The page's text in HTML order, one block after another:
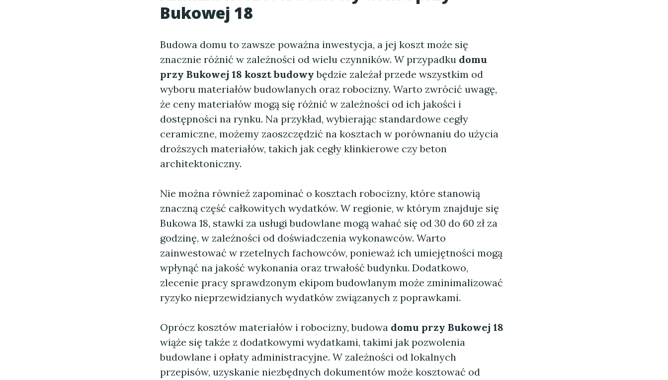
Bukowej 18
Budowa domu to zawsze poważna inwestycja, a jej koszt może się
znacznie różnić w zależności od wielu czynników. W przypadku domu
przy Bukowej 18 koszt budowy będzie zależał przede wszystkim od
wyboru materiałów budowlanych oraz robocizny. Warto zwrócić uwagę,
że ceny materiałów mogą się różnić w zależności od ich jakości i
dostępności na rynku. Na przykład, wybierając standardowe cegły
ceramiczne, możemy zaoszczędzić na kosztach w porównaniu do użycia
droższych materiałów, takich jak cegły klinkierowe czy beton
architektoniczny.
Nie można również zapominać o kosztach robocizny, które stanowią
znaczną część całkowitych wydatków. W regionie, w którym znajduje się
Bukowa 18, stawki za usługi budowlane mogą wahać się od 30 do 60 zł za
godzinę, w zależności od doświadczenia wykonawców. Warto
zainwestować w rzetelnych fachowców, ponieważ ich umiejętności mogą
wpłynąć na jakość wykonania oraz trwałość budynku. Dodatkowo,
zlecenie pracy sprawdzonym ekipom budowlanym może zminimalizować
ryzyko nieprzewidzianych wydatków związanych z poprawkami.
Oprócz kosztów materiałów i robocizny, budowa domu przy Bukowej 18
wiąże się także z dodatkowymi wydatkami, takimi jak pozwolenia
budowlane i opłaty administracyjne. W zależności od lokalnych
przepisów, uzyskanie niezbędnych dokumentów może kosztować od